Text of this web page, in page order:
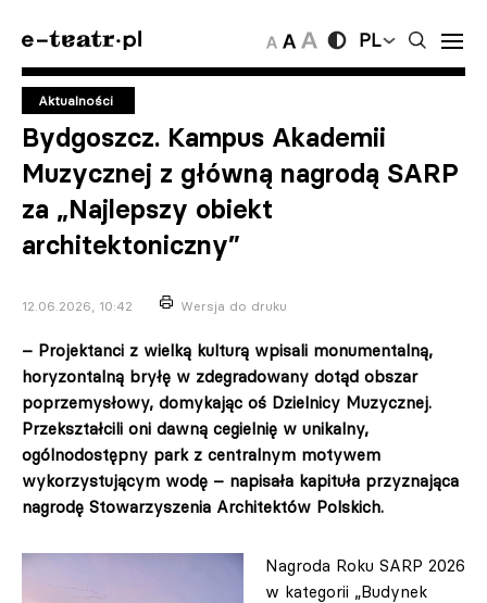
PL
Aktualności
Bydgoszcz. Kampus Akademii
Muzycznej z główną nagrodą SARP
za „Najlepszy obiekt
architektoniczny”
12.06.2026, 10:42 Wersja do druku
– Projektanci z wielką kulturą wpisali monumentalną,
horyzontalną bryłę w zdegradowany dotąd obszar
poprzemysłowy, domykając oś Dzielnicy Muzycznej.
Przekształcili oni dawną cegielnię w unikalny,
ogólnodostępny park z centralnym motywem
wykorzystującym wodę – napisała kapituła przyznająca
nagrodę Stowarzyszenia Architektów Polskich.
Nagroda Roku SARP 2026
w kategorii „Budynek